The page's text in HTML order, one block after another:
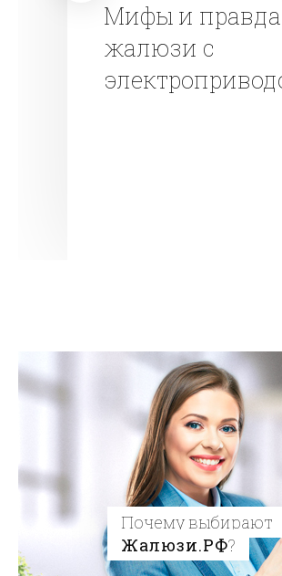
Мифы и
жалюзи с
Почему выбирают
Жалюзи.РФ?